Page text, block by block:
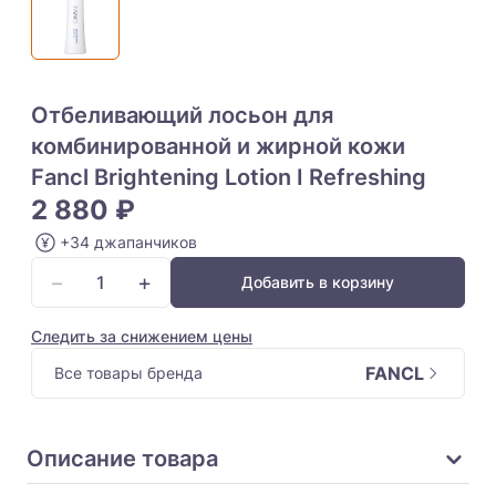
Отбеливающий лосьон для
комбинированной и жирной кожи
Fancl Brightening Lotion I Refreshing
2 880 ₽
+34 джапанчиков
− + Добавить в корзину
Следить за снижением цены
Все товары бренда
FANCL
Описание товара